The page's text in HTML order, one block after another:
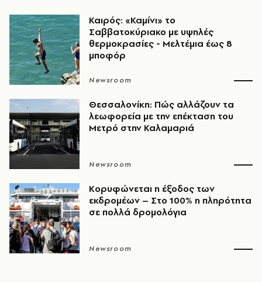
Καιρός: «Καμίνι» το
Σαββατοκύριακο με υψηλές
θερμοκρασίες - Mελτέμια έως 8
μποφόρ
Newsroom
Θεσσαλονίκη: Πώς αλλάζουν τα
λεωφορεία με την επέκταση του
Μετρό στην Καλαμαριά
Newsroom
Κορυφώνεται η έξοδος των
εκδρομέων – Στο 100% η πληρότητα
σε πολλά δρομολόγια
Newsroom